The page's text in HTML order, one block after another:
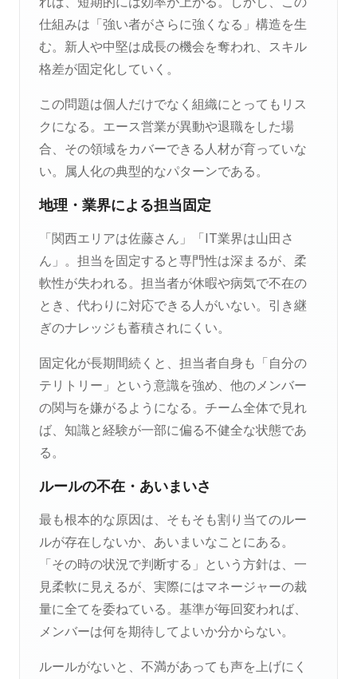
仕組みは「強い者がさらに強くなる」構造を生
む。新人や中堅は成長の機会を奪われ、スキル
格差が固定化していく。
この問題は個人だけでなく組織にとってもリス
クになる。エース営業が異動や退職をした場
合、その領域をカバーできる人材が育っていな
い。属人化の典型的なパターンである。
地理・業界による担当固定
「関西エリアは佐藤さん」「IT業界は山田さ
ん」。担当を固定すると専門性は深まるが、柔
軟性が失われる。担当者が休暇や病気で不在の
とき、代わりに対応できる人がいない。引き継
ぎのナレッジも蓄積されにくい。
固定化が長期間続くと、担当者自身も「自分の
テリトリー」という意識を強め、他のメンバー
の関与を嫌がるようになる。チーム全体で見れ
ば、知識と経験が一部に偏る不健全な状態であ
る。
ルールの不在・あいまいさ
最も根本的な原因は、そもそも割り当てのルー
ルが存在しないか、あいまいなことにある。
「その時の状況で判断する」という方針は、一
見柔軟に見えるが、実際にはマネージャーの裁
量に全てを委ねている。基準が毎回変われば、
メンバーは何を期待してよいか分からない。
ルールがないと、不満があっても声を上げにく